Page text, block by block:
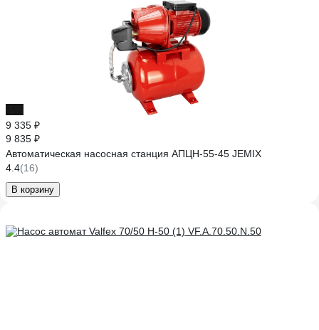
9 335 ₽
9 835 ₽
Автоматическая насосная станция АПЦН-55-45 JEMIX
4.4(16)
В корзину